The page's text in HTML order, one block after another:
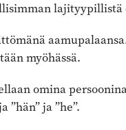
lajityypillistä
myöhässä.
omina
ja ”he”.